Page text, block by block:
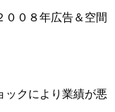
００８年広告＆空間
ックにより業績が悪